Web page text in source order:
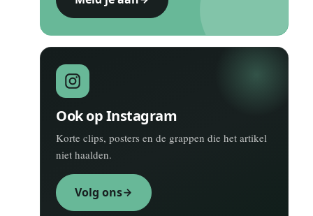
Ook op Instagram
Korte clips, posters en de grappen die het artikel
niet haalden.
Volg ons